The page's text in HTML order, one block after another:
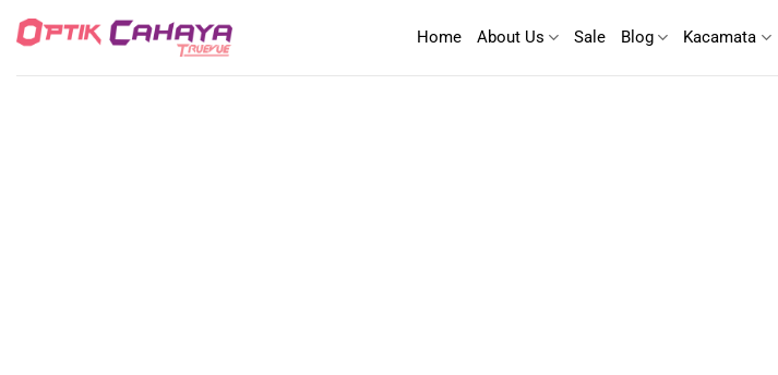
Home About Us Sale Blog Kacamata